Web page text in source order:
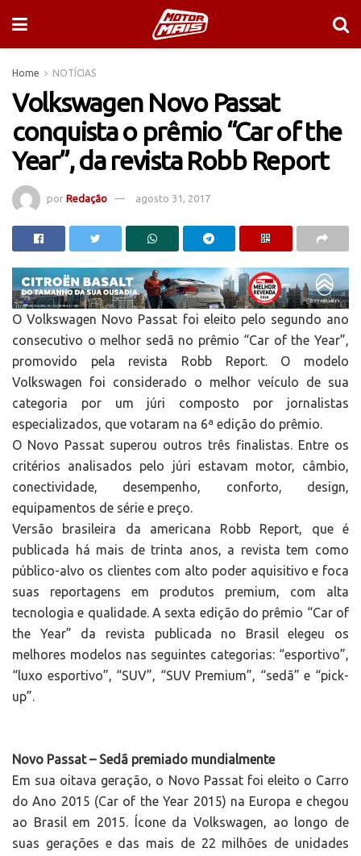
Home NOTÍCIAS
Volkswagen Novo Passat
conquista o prêmio “Car of the
Year”, da revista Robb Report
por Redação agosto 31, 2017
O Volkswagen Novo Passat foi eleito pelo segundo ano
consecutivo o melhor sedã no prêmio “Car of the Year”,
promovido pela revista Robb Report. O modelo
Volkswagen foi considerado o melhor veículo de sua
categoria por um júri composto por jornalistas
especializados, que votaram na 6ª edição do prêmio.
O Novo Passat superou outros três finalistas. Entre os
critérios analisados pelo júri estavam motor, câmbio,
conectividade, desempenho, conforto, design,
equipamentos de série e preço.
Versão brasileira da americana Robb Report, que é
publicada há mais de trinta anos, a revista tem como
público-alvo os clientes com alto poder aquisitivo e foca
suas reportagens em produtos premium, com alta
tecnologia e qualidade. A sexta edição do prêmio “Car of
the Year” da revista publicada no Brasil elegeu os
melhores modelos nas seguintes categorias: “esportivo”,
“luxo esportivo”, “SUV”, “SUV Premium”, “sedã” e “pick-
up”.
Novo Passat – Sedã premiado mundialmente
Em sua oitava geração, o Novo Passat foi eleito o Carro
do Ano 2015 (Car of the Year 2015) na Europa e chegou
ao Brasil em 2015. Ícone da Volkswagen, ao longo de
suas gerações e das mais de 22 milhões de unidades